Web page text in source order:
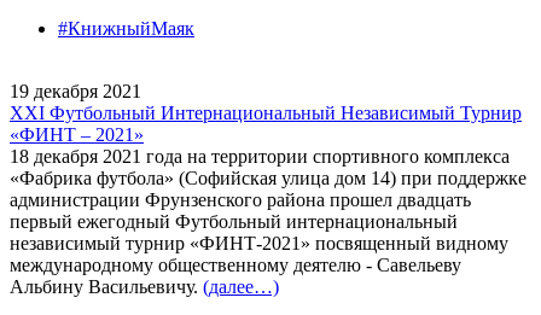
#КнижныйМаяк
19 декабря 2021
XXI Футбольный Интернациональный Независимый Турнир
«ФИНТ – 2021»
18 декабря 2021 года на территории спортивного комплекса
«Фабрика футбола» (Софийская улица дом 14) при поддержке
администрации Фрунзенского района прошел двадцать
первый ежегодный Футбольный интернациональный
независимый турнир «ФИНТ-2021» посвященный видному
международному общественному деятелю - Савельеву
Альбину Васильевичу. (далее…)